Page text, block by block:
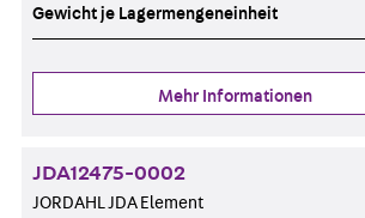
Gewicht je Lagermengeneinheit
Mehr Informationen
JDA12475-0002
JORDAHL JDA Element